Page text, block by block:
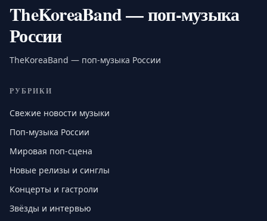
TheKoreaBand — поп-музыка
России
TheKoreaBand — поп-музыка России
РУБРИКИ
Свежие новости музыки
Поп-музыка России
Мировая поп-сцена
Новые релизы и синглы
Концерты и гастроли
Звёзды и интервью